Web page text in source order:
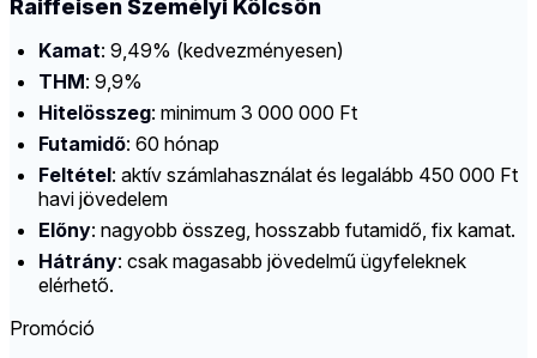
Raiffeisen Személyi Kölcsön
Kamat: 9,49% (kedvezményesen)
THM: 9,9%
Hitelösszeg: minimum 3 000 000 Ft
Futamidő: 60 hónap
Feltétel: aktív számlahasználat és legalább 450 000 Ft
havi jövedelem
Előny: nagyobb összeg, hosszabb futamidő, fix kamat.
Hátrány: csak magasabb jövedelmű ügyfeleknek
elérhető.
Promóció